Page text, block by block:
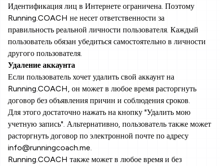
Идентификация лиц в Интернете ограничена. Поэтому
Running.COACH не несет ответственности за
правильность реальной личности пользователя. Каждый
пользователь обязан убедиться самостоятельно в личности
другого пользователя.
Удаление аккаунта
Если пользователь хочет удалить свой аккаунт на
Running.COACH, он может в любое время расторгнуть
договор без объявления причин и соблюдения сроков.
Для этого достаточно нажать на кнопку "Удалить мою
учетную запись". Альтернативно, пользователь также может
расторгнуть договор по электронной почте по адресу
info@runningcoach.me.
Running.COACH также может в любое время и без